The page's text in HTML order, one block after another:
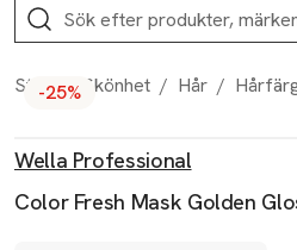
Sök
Start / Skönhet / Hår /
-25%
Wella Professional
Color Fresh Mask Golden